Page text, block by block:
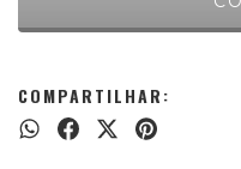
COMPARTILHAR: